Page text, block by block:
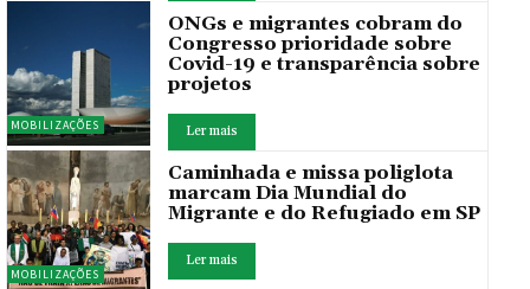
MOBILIZAÇÕES
ONGs e migrantes cobram do
Congresso prioridade sobre
Covid-19 e transparência sobre
projetos
Ler mais
MOBILIZAÇÕES
Caminhada e missa poliglota
marcam Dia Mundial do
Migrante e do Refugiado em SP
Ler mais